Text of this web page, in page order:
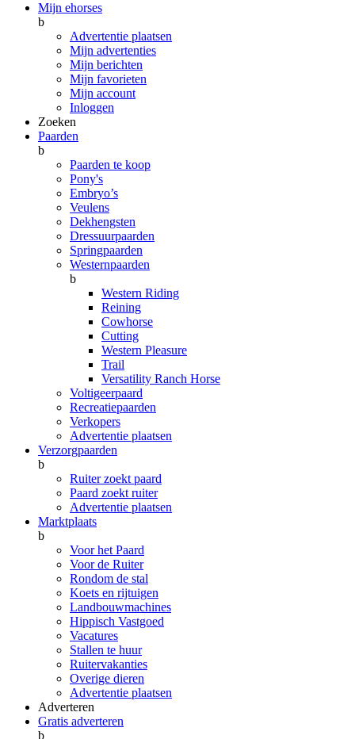
Mijn ehorses
b
Advertentie plaatsen
Mijn advertenties
Mijn berichten
Mijn favorieten
Mijn account
Inloggen
Zoeken
Paarden
b
Paarden te koop
Pony's
Embryo’s
Veulens
Dekhengsten
Dressuurpaarden
Springpaarden
Westernpaarden
b
Western Riding
Reining
Cowhorse
Cutting
Western Pleasure
Trail
Versatility Ranch Horse
Voltigeerpaard
Recreatiepaarden
Verkopers
Advertentie plaatsen
Verzorgpaarden
b
Ruiter zoekt paard
Paard zoekt ruiter
Advertentie plaatsen
Marktplaats
b
Voor het Paard
Voor de Ruiter
Rondom de stal
Koets en rijtuigen
Landbouwmachines
Hippisch Vastgoed
Vacatures
Stallen te huur
Ruitervakanties
Overige dieren
Advertentie plaatsen
Adverteren
Gratis adverteren
b